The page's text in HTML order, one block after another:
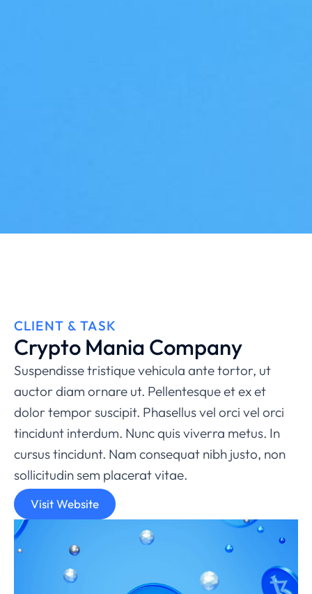
CLIENT & TASK
Crypto Mania Company
Suspendisse tristique vehicula ante tortor, ut
auctor diam ornare ut. Pellentesque et ex et
dolor tempor suscipit. Phasellus vel orci vel orci
tincidunt interdum. Nunc quis viverra metus. In
cursus tincidunt. Nam consequat nibh justo, non
sollicitudin sem placerat vitae.
Visit Website